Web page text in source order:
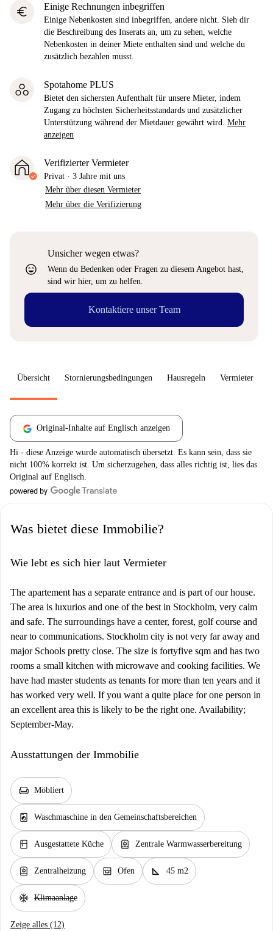
euro Einige Rechnungen inbegriffen
Einige Nebenkosten sind inbegriffen, andere nicht. Sieh dir
die Beschreibung des Inserats an, um zu sehen, welche
Nebenkosten in deiner Miete enthalten sind und welche du
zusätzlich bezahlen musst.
Spotahome PLUS
Bietet den sichersten Aufenthalt für unsere Mieter, indem
Zugang zu höchsten Sicherheitsstandards und zusätzlicher
Unterstützung während der Mietdauer gewährt wird. Mehr
anzeigen
Verifizierter Vermieter
Privat · 3 Jahre mit uns
Mehr über diesen Vermieter
Mehr über die Verifizierung
sentiment_very_satisfied
Unsicher wegen etwas?
Wenn du Bedenken oder Fragen zu diesem Angebot hast,
sind wir hier, um zu helfen.
Kontaktiere unser Team
Übersicht Stornierungsbedingungen Hausregeln Vermieter
Original-Inhalte auf Englisch anzeigen
Hi - diese Anzeige wurde automatisch übersetzt. Es kann sein, dass sie
nicht 100% korrekt ist. Um sicherzugehen, dass alles richtig ist, lies das
Original auf Englisch.
Was bietet diese Immobilie?
Wie lebt es sich hier laut Vermieter
The apartement has a separate entrance and is part of our house.
The area is luxurios and one of the best in Stockholm, very calm
and safe. The surroundings have a center, forest, golf course and
near to communications. Stockholm city is not very far away and
major Schools pretty close. The size is fortyfive sqm and has two
rooms a small kitchen with microwave and cooking facilities. We
have had master students as tenants for more than ten years and it
has worked very well. If you want a quite place for one person in
an excellent area this is likely to be the right one. Availability;
September-May.
Ausstattungen der Immobilie
chair Möbliert
local_laundry_service Waschmaschine in den Gemeinschaftsbereichen
kitchen Ausgestattete Küche water_heater Zentrale Warmwasserbereitung
water_heater Zentralheizung oven_gen Ofen square_foot 45 m2
ac_unit Klimaanlage
Zeige alles (12)